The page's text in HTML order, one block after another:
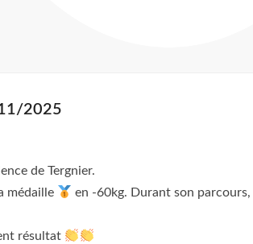
2025
de Tergnier.
médaille
en -60kg. Durant son
résultat